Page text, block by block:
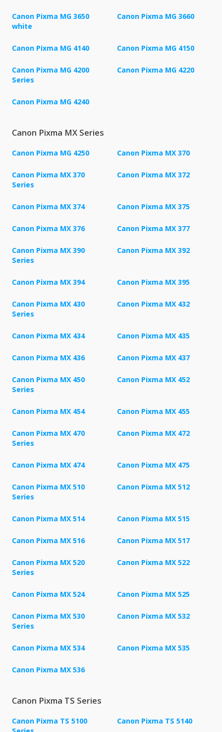
Canon Pixma MG 3650
white
Canon Pixma MG 3660
Canon Pixma MG 4140 Canon Pixma MG 4150
Canon Pixma MG 4200
Series
Canon Pixma MG 4220
Canon Pixma MG 4240
Canon Pixma MX Series
Canon Pixma MG 4250 Canon Pixma MX 370
Canon Pixma MX 370
Series
Canon Pixma MX 372
Canon Pixma MX 374 Canon Pixma MX 375
Canon Pixma MX 376 Canon Pixma MX 377
Canon Pixma MX 390
Series
Canon Pixma MX 392
Canon Pixma MX 394 Canon Pixma MX 395
Canon Pixma MX 430
Series
Canon Pixma MX 432
Canon Pixma MX 434 Canon Pixma MX 435
Canon Pixma MX 436 Canon Pixma MX 437
Canon Pixma MX 450
Series
Canon Pixma MX 452
Canon Pixma MX 454 Canon Pixma MX 455
Canon Pixma MX 470
Series
Canon Pixma MX 472
Canon Pixma MX 474 Canon Pixma MX 475
Canon Pixma MX 510
Series
Canon Pixma MX 512
Canon Pixma MX 514 Canon Pixma MX 515
Canon Pixma MX 516 Canon Pixma MX 517
Canon Pixma MX 520
Series
Canon Pixma MX 522
Canon Pixma MX 524 Canon Pixma MX 525
Canon Pixma MX 530
Series
Canon Pixma MX 532
Canon Pixma MX 534 Canon Pixma MX 535
Canon Pixma MX 536
Canon Pixma TS Series
Canon Pixma TS 5100
Canon Pixma TS 5140